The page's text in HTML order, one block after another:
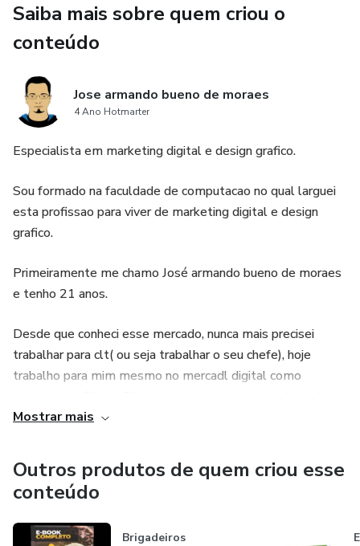
perda de
Saiba mais sobre quem criou o
conteúdo
Jose armando bueno de moraes
4 Ano Hotmarter
Especialista em marketing digital e design grafico.
Sou formado na faculdade de computacao no qual larguei
esta profissao para viver de marketing digital e design
grafico.
Primeiramente me chamo José armando bueno de moraes
e tenho 21 anos.
Desde que conheci esse mercado, nunca mais precisei
trabalhar para clt( ou seja trabalhar o seu chefe), hoje
trabalho para mim mesmo no mercadl digital como
liberdade de tempo com minha familias. Este foi o meu
excelente.
Mostrar mais
Outros produtos de quem criou esse
conteúdo
Brigadeiros